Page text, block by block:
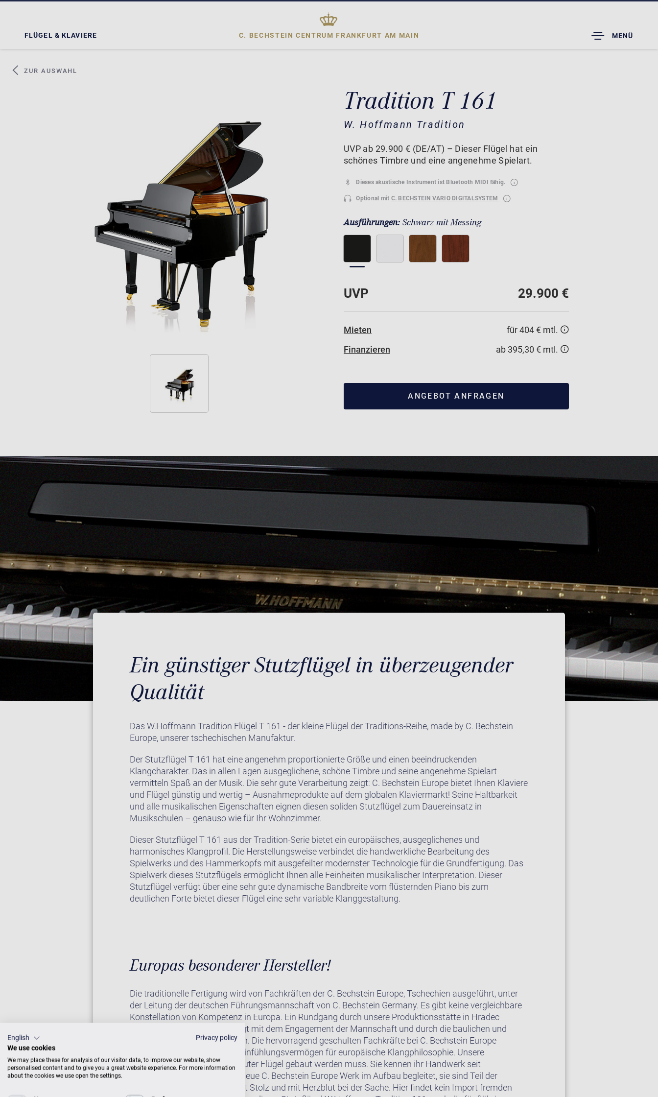
FLÜGEL & KLAVIERE C. BECHSTEIN CENTRUM FRANKFURT AM MAIN
TOGGLE
DROPDOWN
MENÜ
ZUR AUSWAHL
Tradition T 161
W. Hoffmann Tradition
UVP ab 29.900 € (DE/AT) – Dieser Flügel hat ein
schönes Timbre und eine angenehme Spielart.
Dieses akustische Instrument ist Bluetooth MIDI fähig.
Optional mit C. BECHSTEIN VARIO DIGITALSYSTEM
Ausführungen: Schwarz mit Messing
UVP 29.900 €
Mieten
für 404 € mtl.
Finanzieren
ab 395,30 € mtl.
ANGEBOT ANFRAGEN
Ein günstiger Stutzflügel in überzeugender
Qualität
Das W.Hoffmann Tradition Flügel T 161 - der kleine Flügel der Traditions-Reihe, made by C. Bechstein
Europe, unserer tschechischen Manufaktur.
Der Stutzflügel T 161 hat eine angenehm proportionierte Größe und einen beeindruckenden
Klangcharakter. Das in allen Lagen ausgeglichene, schöne Timbre und seine angenehme Spielart
vermitteln Spaß an der Musik. Die sehr gute Verarbeitung zeigt: C. Bechstein Europe bietet Ihnen Klaviere
und Flügel günstig und wertig – Ausnahmeprodukte auf dem globalen Klaviermarkt! Seine Haltbarkeit
und alle musikalischen Eigenschaften eignen diesen soliden Stutzflügel zum Dauereinsatz in
Musikschulen – genauso wie für Ihr Wohnzimmer.
Dieser Stutzflügel T 161 aus der Tradition-Serie bietet ein europäisches, ausgeglichenes und
harmonisches Klangprofil. Die Herstellungsweise verbindet die handwerkliche Bearbeitung des
Spielwerks und des Hammerkopfs mit ausgefeilter modernster Technologie für die Grundfertigung. Das
Spielwerk dieses Stutzflügels ermöglicht Ihnen alle Feinheiten musikalischer Interpretation. Dieser
Stutzflügel verfügt über eine sehr gute dynamische Bandbreite vom flüsternden Piano bis zum
deutlichen Forte bietet dieser Flügel eine sehr variable Klanggestaltung.
Europas besonderer Hersteller!
Die traditionelle Fertigung wird von Fachkräften der C. Bechstein Europe, Tschechien ausgeführt, unter
der Leitung der deutschen Führungsmannschaft von C. Bechstein Germany. Es gibt keine vergleichbare
Konstellation von Kompetenz in Europa. Ein Rundgang durch unsere Produktionsstätte in Hradec
Králové (Königgrätz) überzeugt mit dem Engagement der Mannschaft und durch die baulichen und
technischen Anlage-Strukturen. Die hervorragend geschulten Fachkräfte bei C. Bechstein Europe
verkörpern das gewachsene Einfühlungsvermögen für europäische Klangphilosophie. Unsere
Klavierbauer wissen, wie ein guter Flügel gebaut werden muss. Sie kennen ihr Handwerk seit
Generationen. Sie haben das neue C. Bechstein Europe Werk im Aufbau begleitet, sie sind Teil der
Erfolgsgeschichte und sind mit Stolz und mit Herzblut bei der Sache. Hier findet kein Import fremden
English
Privacy policy
We use cookies
We may place these for analysis of our visitor data, to improve our website, show
personalised content and to give you a great website experience. For more information
about the cookies we use open the settings.